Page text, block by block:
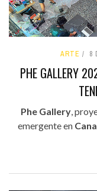
ARTE 8
PHE GALLERY
Phe Gallery,
emergente en